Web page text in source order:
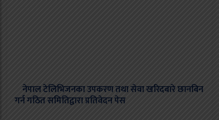
नेपाल टेलिभिजनका उपकरण तथा सेवा खरिदबारे छानबिन
गर्न गठित समितिद्वारा प्रतिवेदन पेस